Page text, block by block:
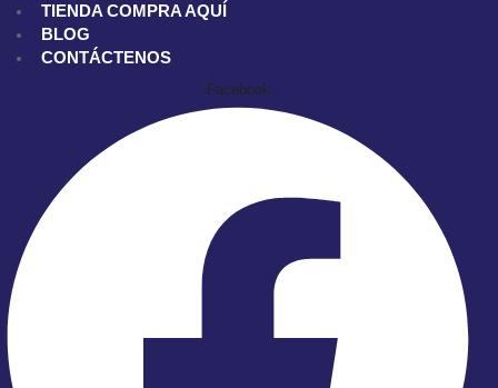
TIENDA COMPRA AQUÍ
BLOG
CONTÁCTENOS
Facebook